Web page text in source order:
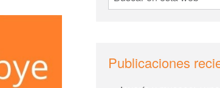
en
Publicaciones